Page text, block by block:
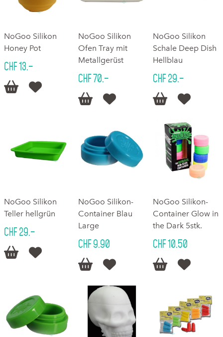
NoGoo Silikon
Honey Pot
CHF 13.–
 
NoGoo Silikon
Ofen Tray mit
Metallgerüst
CHF 70.–
 
NoGoo Silikon
Schale Deep Dish
Hellblau
CHF 29.–
 
NoGoo Silikon
Teller hellgrün
CHF 29.–
 
NoGoo Silikon-
Container Blau
Large
CHF 9.90
 
NoGoo Silikon-
Container Glow in
the Dark 5stk.
CHF 10.50
 